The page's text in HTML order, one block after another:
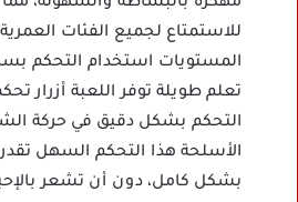
مهكرة بالبساطة والسهولة، مما
للاستمتاع لجميع الفئات
المستويات استخدام التحكم
تعلم طويلة توفر اللعبة أزرار
التحكم بشكل دقيق في حركة
الأسلحة هذا التحكم السهل تقدر
بشكل كامل، دون أن تشعر